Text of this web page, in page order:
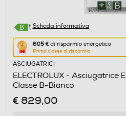
Scheda informativa
605 € di risparmio energetico
Prima classe di risparmio
Questa
azione
aprirà
il
Calcolatore
di
ASCIUGATRICI
ELECTROLUX - Asciugatrice
Classe B-Bianco
€ 829,00